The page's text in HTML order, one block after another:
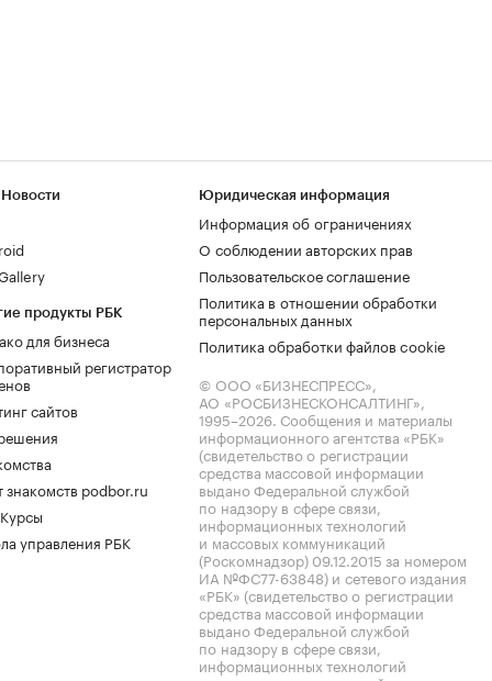
продукты РБК
для бизнеса
регистратор
сайтов
знакомств podbor.ru
управления РБК
Юридическая информация
Информация об ограничениях
О соблюдении авторских прав
Пользовательское соглашение
Политика в отношении обработки
персональных данных
Политика обработки файлов cookie
© ООО «БИЗНЕСПРЕСС»,
АО «РОСБИЗНЕСКОНСАЛТИНГ»,
1995–2026. Сообщения и материалы
информационного агентства «РБК»
(свидетельство о регистрации
средства массовой информации
выдано Федеральной службой
по надзору в сфере связи,
информационных технологий
и массовых коммуникаций
(Роскомнадзор) 09.12.2015 за номером
ИА №ФС77-63848) и сетевого издания
«РБК» (свидетельство о регистрации
средства массовой информации
выдано Федеральной службой
по надзору в сфере связи,
информационных технологий